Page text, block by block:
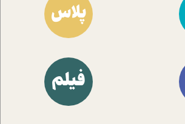
پلاس
فیلم